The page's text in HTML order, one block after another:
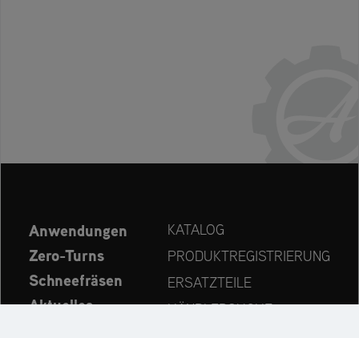
Anwendungen
Zero-Turns
Schneefräsen
Aktuelles
KATALOG
PRODUKTREGISTRIERUNG
ERSATZTEILE
HÄNDLERSUCHE